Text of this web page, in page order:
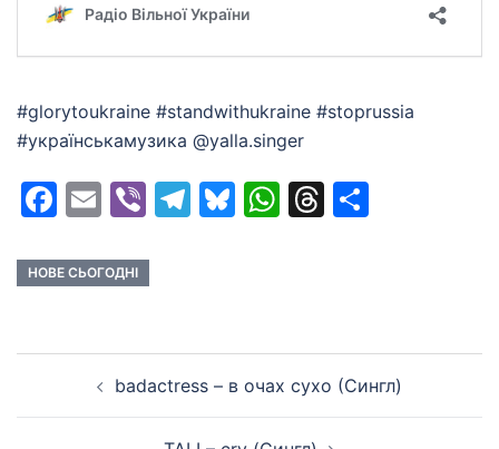
#glorytoukraine #standwithukraine #stoprussia
#українськамузика @yalla.singer
Facebook
EmailViberTelegram
Bluesky
WhatsApp
Threads
НОВЕ СЬОГОДНІ
navigationbadactress – в очах сухо (Сингл)